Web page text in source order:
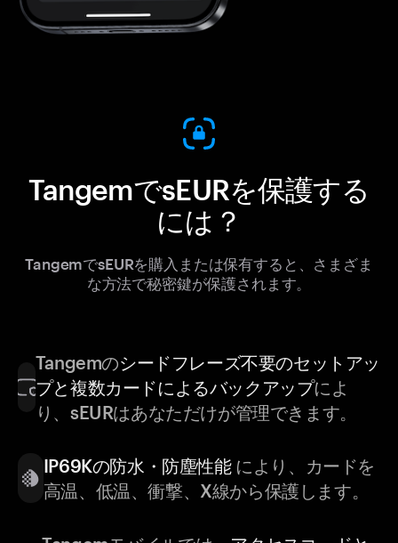
TangemでsEURを保護する
には？
TangemでsEURを購入または保有すると、さまざま
な方法で秘密鍵が保護されます。
Tangemのシードフレーズ不要のセットアッ
プと複数カードによるバックアップによ
り、sEURはあなただけが管理できます。
IP69Kの防水・防塵性能により、カードを
高温、低温、衝撃、X線から保護します。